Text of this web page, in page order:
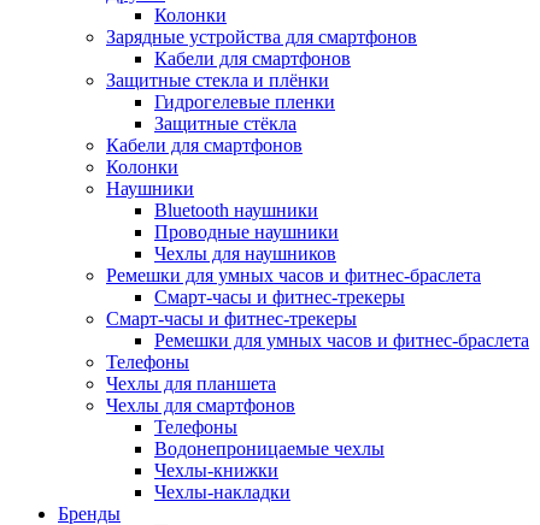
Колонки
Зарядные устройства для смартфонов
Кабели для смартфонов
Защитные стекла и плёнки
Гидрогелевые пленки
Защитные стёкла
Кабели для смартфонов
Колонки
Наушники
Bluetooth наушники
Проводные наушники
Чехлы для наушников
Ремешки для умных часов и фитнес-браслета
Смарт-часы и фитнес-трекеры
Смарт-часы и фитнес-трекеры
Ремешки для умных часов и фитнес-браслета
Телефоны
Чехлы для планшета
Чехлы для смартфонов
Телефоны
Водонепроницаемые чехлы
Чехлы-книжки
Чехлы-накладки
Бренды